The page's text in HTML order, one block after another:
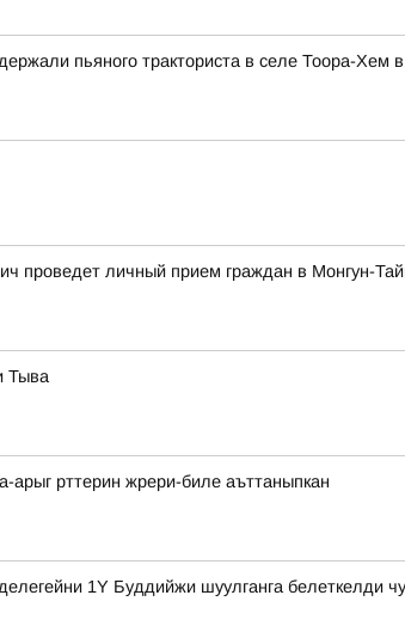
пьяного тракториста в селе Тоора-
проведет личный прием граждан в Монгун-
Тыва
арыг рттерин жрери-биле аъттаныпкан
1Y Буддийжи шуулганга белеткелди